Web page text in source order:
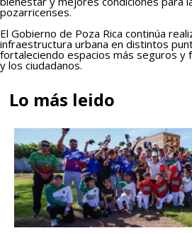
pozarricenses.
El Gobierno de Poza Rica continúa
infraestructura urbana en distintos
fortaleciendo espacios más seguros y
y los ciudadanos.
Lo más leido